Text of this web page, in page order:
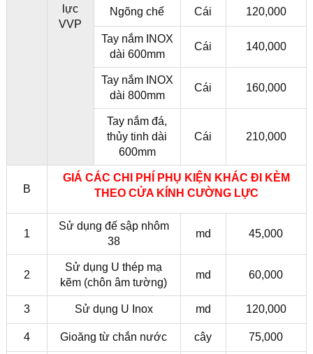
lực
VVP
Ngõng chế Cái 120,000
Tay nắm INOX
dài 600mm
Cái 140,000
Tay nắm INOX
dài 800mm
Cái 160,000
Tay nắm đá,
thủy tinh dài
600mm
Cái 210,000
B
GIÁ CÁC CHI PHÍ PHỤ KIỆN KHÁC ĐI KÈM
THEO CỬA KÍNH CƯỜNG LỰC
1
Sử dụng đế sập nhôm
38
md 45,000
2
Sử dụng U thép mạ
kẽm (chôn âm tường)
md 60,000
3 Sử dụng U Inox md 120,000
4 Gioăng từ chắn nước cây 75,000